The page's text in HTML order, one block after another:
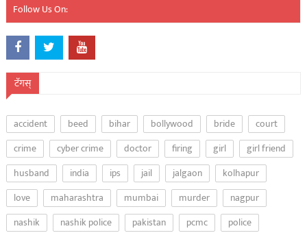
Follow Us On:
टॅगस्
accident beed bihar bollywood bride
court
crime
cyber crime doctor firing girl
girl friend
husband
india ips jail jalgaon
kolhapur
love
maharashtra mumbai murder
nagpur
nashik
nashik police pakistan pcmc
police